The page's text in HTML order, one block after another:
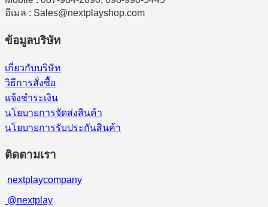
อีเมล : Sales@nextplayshop.com
ข้อมูลบริษัท
เกี่ยวกับบริษัท
วิธีการสั่งซื้อ
แจ้งชำระเงิน
นโยบายการจัดส่งสินค้า
นโยบายการรับประกันสินค้า
ติดตามเรา
nextplaycompany
@nextplay